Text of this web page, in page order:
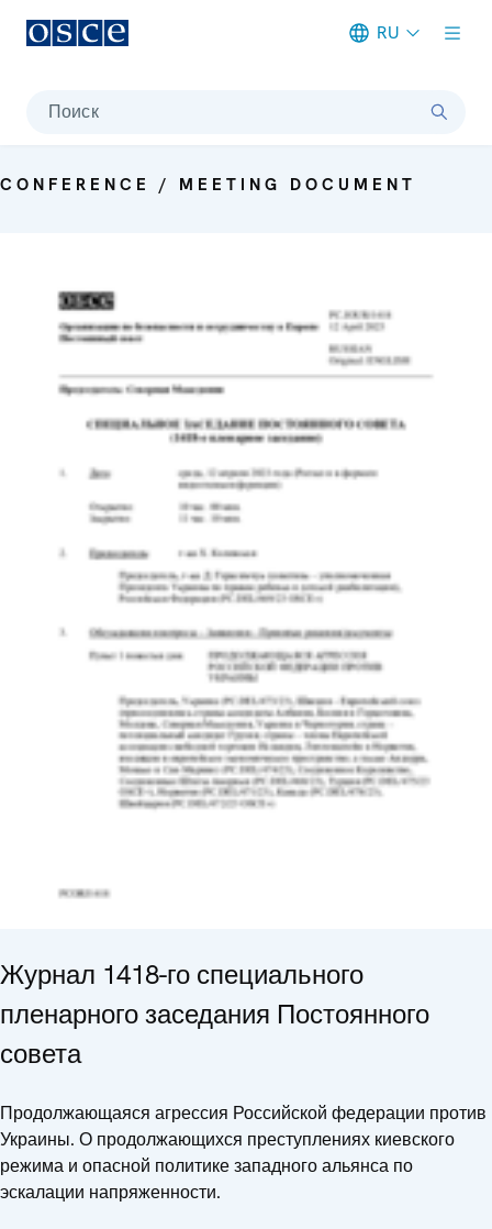
RU
Поиск
CONFERENCE / MEETING DOCUMENT
Журнал 1418-го специального
пленарного заседания Постоянного
совета
Продолжающаяся агрессия Российской федерации против
Украины. О продолжающихся преступлениях киевского
режима и опасной политике западного альянса по
эскалации напряженности.